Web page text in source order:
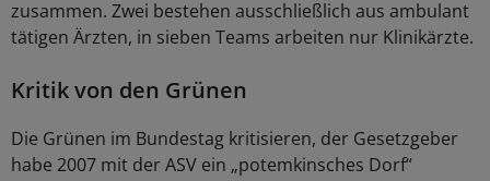
zusammen. Zwei bestehen ausschließlich aus ambulant
tätigen Ärzten, in sieben Teams arbeiten nur Klinikärzte.
Kritik von den Grünen
Die Grünen im Bundestag kritisieren, der Gesetzgeber
habe 2007 mit der ASV ein „potemkinsches Dorf“